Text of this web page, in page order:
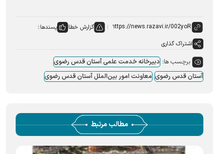
گزارش خطا
پسندها:
اشتراک گذاری
برچسب ها: دبیرخانه خدمت علمی آستان قدس رضوی
آستان قدس رضوی معاونت امور بین‌الملل آستان قدس رضوی
مطالب مرتبط